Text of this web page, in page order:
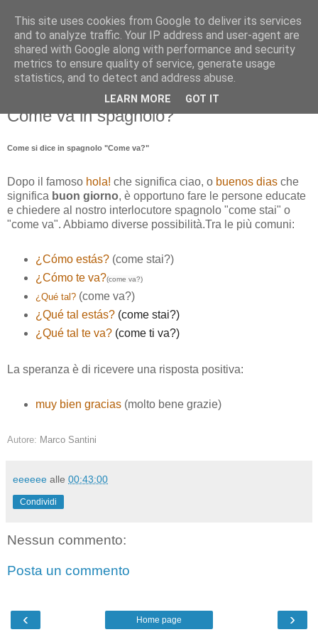
mercoledì 9 aprile 2014
Come va in spagnolo?
Come si dice in spagnolo "Come va?"
Dopo il famoso hola! che significa ciao, o buenos dias che
significa buon giorno, è opportuno fare le persone educate
e chiedere al nostro interlocutore spagnolo "come stai" o
"come va". Abbiamo diverse possibilità.Tra le più comuni:
¿Cómo estás?(come stai?)
¿Cómo te va?(come va?)
¿Qué tal? (come va?)
¿Qué tal estás?(come stai?)
¿Qué tal te va?(come ti va?)
La speranza è di ricevere una risposta positiva:
muy bien gracias(molto bene grazie)
Autore: Marco Santini
eeeeee alle 00:43:00
Condividi
Nessun commento:
Posta un commento
‹ ›
Home page
This site uses cookies from Google to deliver its services
and to analyze traffic. Your IP address and user-agent are
shared with Google along with performance and security
metrics to ensure quality of service, generate usage
statistics, and to detect and address abuse.
LEARN MORE GOT IT